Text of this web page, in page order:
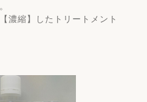
濃縮】したトリートメント